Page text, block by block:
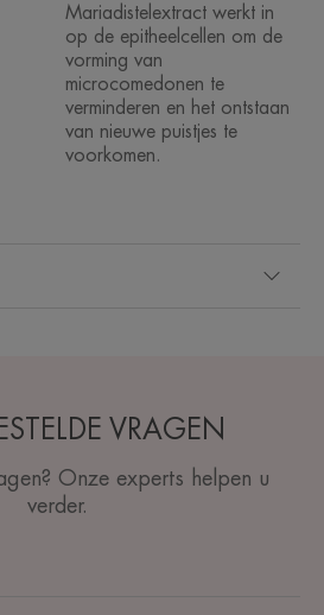
Mariadistelextract werkt in
op de epitheelcellen om de
vorming van
microcomedonen te
verminderen en het ontstaan
van nieuwe puistjes te
voorkomen.
VRAGEN
Onze experts helpen u
verder.